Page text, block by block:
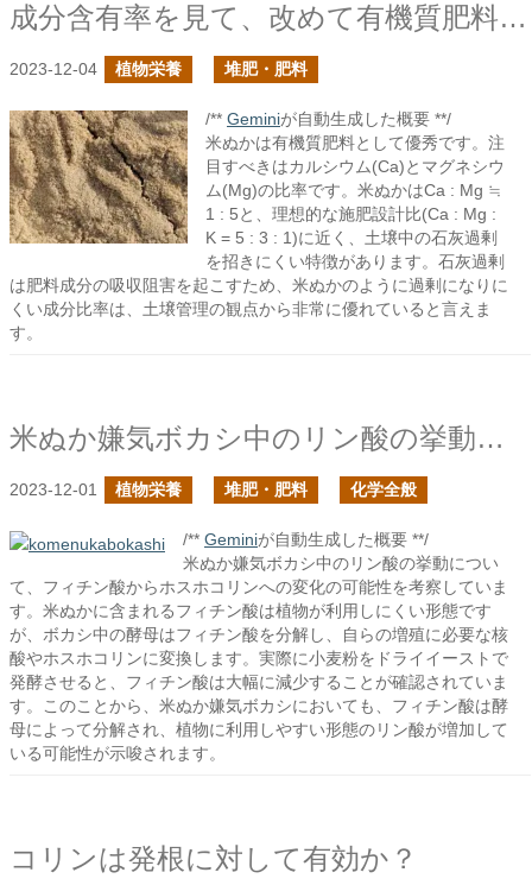
成分含有率を見て、改めて有機質肥料としての米ぬかは優秀だと思う
2023-12-04 植物栄養 堆肥・肥料
/** Geminiが自動生成した概要 **/
米ぬかは有機質肥料として優秀です。注
目すべきはカルシウム(Ca)とマグネシウ
ム(Mg)の比率です。米ぬかはCa : Mg ≒
1 : 5と、理想的な施肥設計比(Ca : Mg :
K = 5 : 3 : 1)に近く、土壌中の石灰過剰
を招きにくい特徴があります。石灰過剰
は肥料成分の吸収阻害を起こすため、米ぬかのように過剰になりに
くい成分比率は、土壌管理の観点から非常に優れていると言えま
す。
米ぬか嫌気ボカシ中のリン酸の挙動を考えてみる
2023-12-01 植物栄養 堆肥・肥料 化学全般
/** Geminiが自動生成した概要 **/
米ぬか嫌気ボカシ中のリン酸の挙動につい
て、フィチン酸からホスホコリンへの変化の可能性を考察していま
す。米ぬかに含まれるフィチン酸は植物が利用しにくい形態です
が、ボカシ中の酵母はフィチン酸を分解し、自らの増殖に必要な核
酸やホスホコリンに変換します。実際に小麦粉をドライイーストで
発酵させると、フィチン酸は大幅に減少することが確認されていま
す。このことから、米ぬか嫌気ボカシにおいても、フィチン酸は酵
母によって分解され、植物に利用しやすい形態のリン酸が増加して
いる可能性が示唆されます。
コリンは発根に対して有効か？